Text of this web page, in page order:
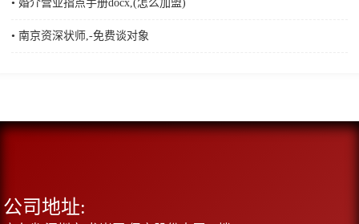
• 婚介营业指点手册docx,(怎么加盟)
• 南京资深状师,-免费谈对象
公司地址: